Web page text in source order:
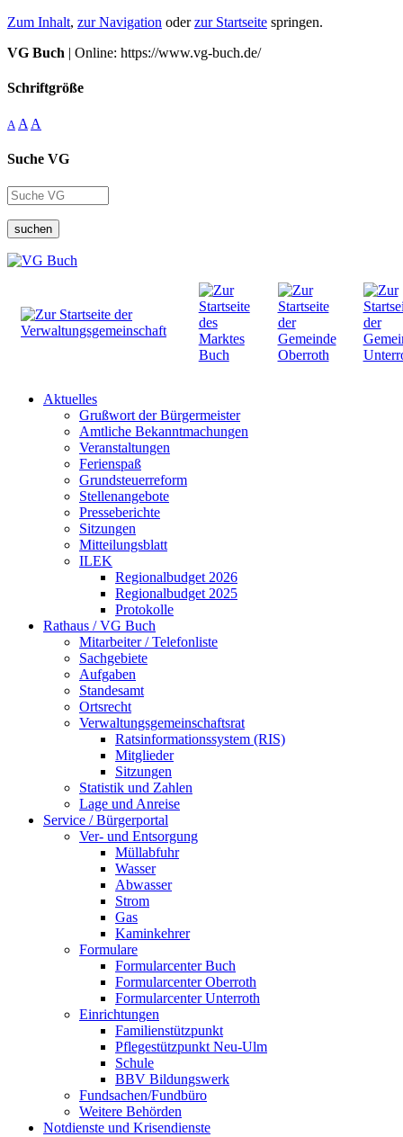
Zum Inhalt, zur Navigation oderzur Startseite springen.
VG Buch | Online: https://www.vg-buch.de/
Schriftgröße
A A A
Suche VG
suchen
Aktuelles
Grußwort der Bürgermeister
Amtliche Bekanntmachungen
Veranstaltungen
Ferienspaß
Grundsteuerreform
Stellenangebote
Presseberichte
Sitzungen
Mitteilungsblatt
ILEK
Regionalbudget 2026
Regionalbudget 2025
Protokolle
Rathaus / VG Buch
Mitarbeiter / Telefonliste
Sachgebiete
Aufgaben
Standesamt
Ortsrecht
Verwaltungsgemeinschaftsrat
Ratsinformationssystem (RIS)
Mitglieder
Sitzungen
Statistik und Zahlen
Lage und Anreise
Service / Bürgerportal
Ver- und Entsorgung
Müllabfuhr
Wasser
Abwasser
Strom
Gas
Kaminkehrer
Formulare
Formularcenter Buch
Formularcenter Oberroth
Formularcenter Unterroth
Einrichtungen
Familienstützpunkt
Pflegestützpunkt Neu-Ulm
Schule
BBV Bildungswerk
Fundsachen/Fundbüro
Weitere Behörden
Notdienste und Krisendienste